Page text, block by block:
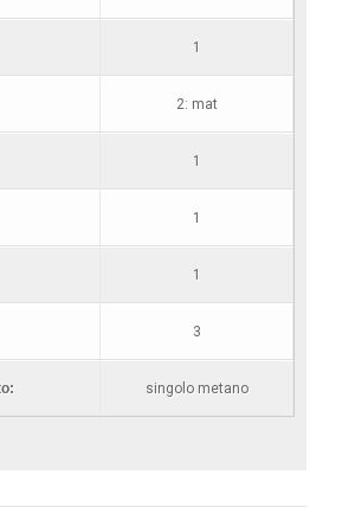
1
2: mat
1
1
1
3
singolo metano